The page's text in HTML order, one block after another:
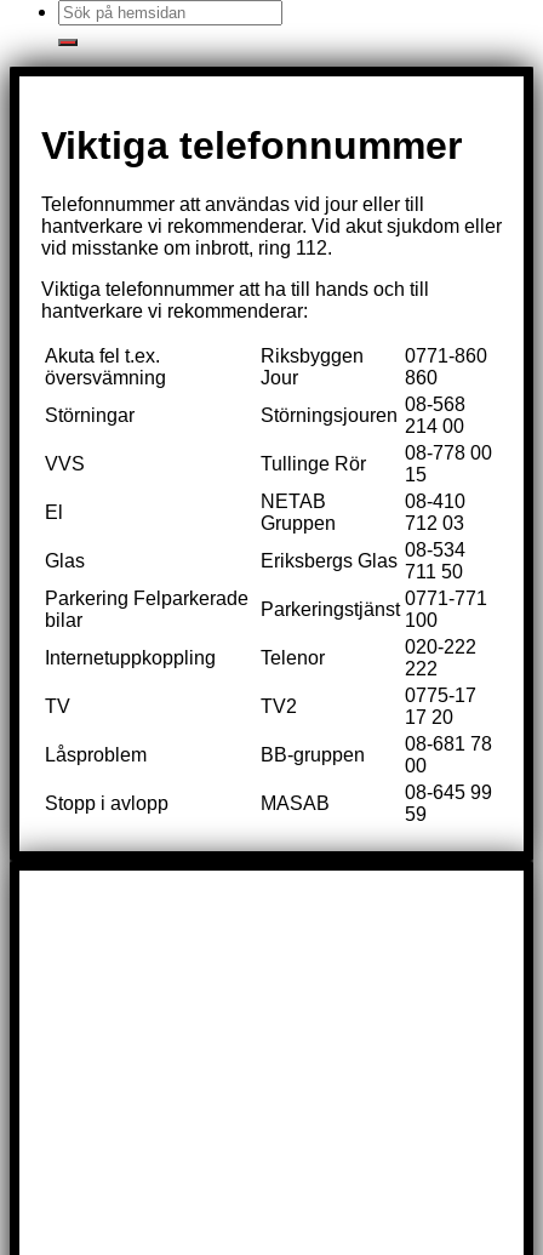
Viktiga telefonnummer
Telefonnummer att användas vid jour eller till
hantverkare vi rekommenderar. Vid akut sjukdom eller
vid misstanke om inbrott, ring 112.
Viktiga telefonnummer att ha till hands och till
hantverkare vi rekommenderar:
Akuta fel t.ex.
översvämning
Riksbyggen
Jour
0771-860
860
Störningar
Störningsjouren
08-568
214 00
VVS
Tullinge Rör
08-778 00
15
El
NETAB
Gruppen
08-410
712 03
Glas
Eriksbergs Glas
08-534
711 50
Parkering Felparkerade
bilar
Parkeringstjänst
0771-771
100
Internetuppkoppling
Telenor
020-222
222
TV
TV2
0775-17
17 20
Låsproblem
BB-gruppen
08-681 78
00
Stopp i avlopp
MASAB
08-645 99
59